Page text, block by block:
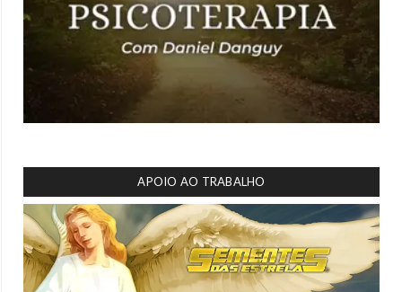
APOIO AO TRABALHO